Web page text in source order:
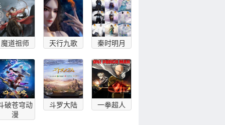
魔道祖师 天行九歌 秦时明月
破苍穹动
漫
斗罗大陆 一拳超人